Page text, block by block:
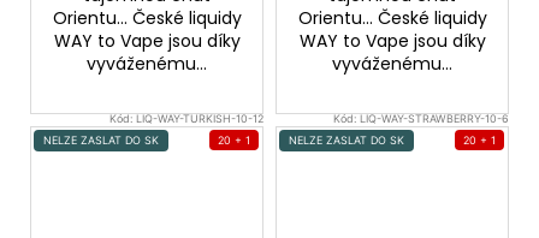
Orientu... České liquidy
WAY to Vape jsou díky
vyváženému...
Orientu... České liquidy
WAY to Vape jsou díky
vyváženému...
Kód:LIQ-WAY-TURKISH-10-12
NELZE ZASLAT DO SK
20 + 1
Kód:LIQ-WAY-STRAWBERRY-10-6
NELZE ZASLAT DO SK
20 + 1